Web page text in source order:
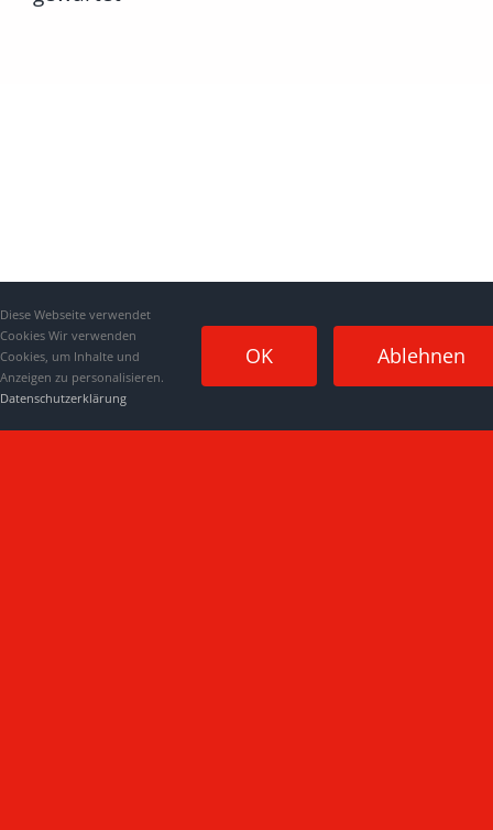
Diese Webseite verwendet
Cookies Wir verwenden
Cookies, um Inhalte und
Anzeigen zu personalisieren.
Datenschutzerklärung
OK Ablehnen